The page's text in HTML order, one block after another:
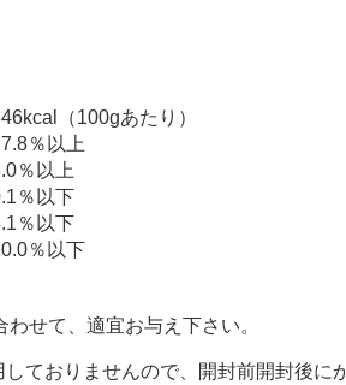
（100gあたり）
％以上
％以上
％以下
％以下
％以下
せて、適宜お与え下さい。
ておりませんので、開封前開封後